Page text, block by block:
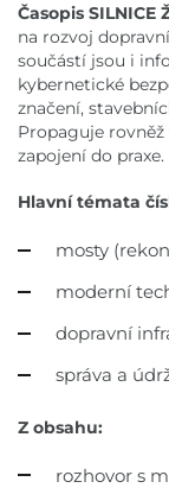
Časopis SILNICE
na rozvoj
součástí jsou i
kybernetické
značení,
Propaguje
zapojení do praxe.
Hlavní témata
mosty
moderní
dopravní
správa a
Z obsahu:
rozhovor s